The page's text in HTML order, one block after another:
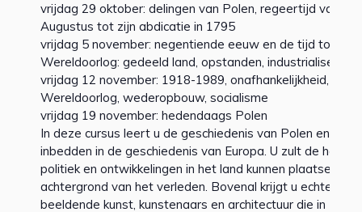
vrijdag 29 oktober: delingen van Polen, regeertijd van
Augustus tot zijn abdicatie in 1795
vrijdag 5 november: negentiende eeuw en de tijd tot
Wereldoorlog: gedeeld land, opstanden, industrialisering
vrijdag 12 november: 1918-1989, onafhankelijkheid,
Wereldoorlog, wederopbouw, socialisme
vrijdag 19 november: hedendaags Polen
In deze cursus leert u de geschiedenis van Polen en kunt
inbedden in de geschiedenis van Europa. U zult de
politiek en ontwikkelingen in het land kunnen plaatsen
achtergrond van het verleden. Bovenal krijgt u echter
beeldende kunst, kunstenaars en architectuur die in